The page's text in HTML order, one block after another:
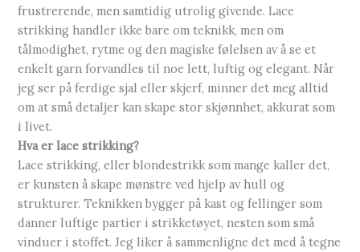
frustrerende, men samtidig utrolig givende. Lace
strikking handler ikke bare om teknikk, men om
tålmodighet, rytme og den magiske følelsen av å se et
enkelt garn forvandles til noe lett, luftig og elegant. Når
jeg ser på ferdige sjal eller skjerf, minner det meg alltid
om at små detaljer kan skape stor skjønnhet, akkurat som
i livet.
Hva er lace strikking?
Lace strikking, eller blondestrikk som mange kaller det,
er kunsten å skape mønstre ved hjelp av hull og
strukturer. Teknikken bygger på kast og fellinger som
danner luftige partier i strikketøyet, nesten som små
vinduer i stoffet. Jeg liker å sammenligne det med å tegne